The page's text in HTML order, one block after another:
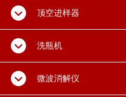
顶空进样器
洗瓶机
微波消解仪